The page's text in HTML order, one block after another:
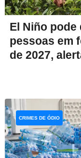
El Niño pode
pessoas em
de 2027,
CRIMES DE ÓDIO